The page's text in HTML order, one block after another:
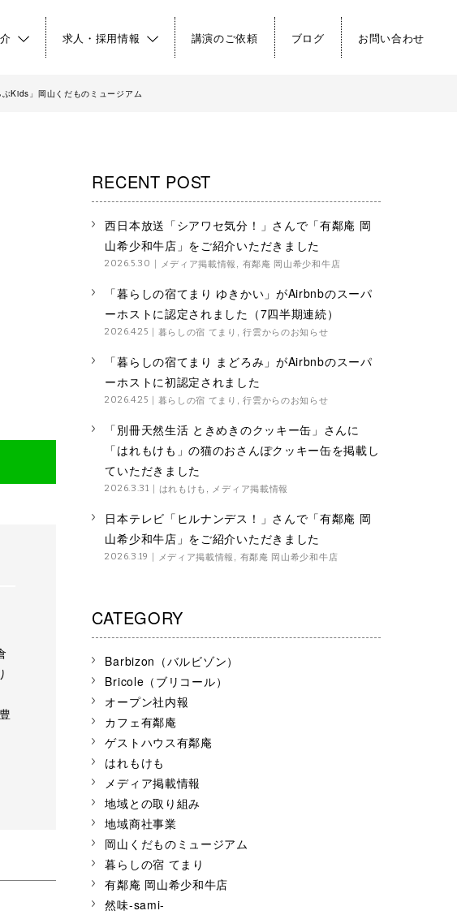
求人・採用情報 講演のご依頼 ブログ お問い合わせ
ぶKids」岡山くだものミュージアム
RECENT POST
西日本放送「シアワセ気分！」さんで「有鄰庵 岡
山希少和牛店」をご紹介いただきました
2026.5.30 メディア掲載情報 有鄰庵 岡山希少和牛店
「暮らしの宿てまり ゆきかい」がAirbnbのスーパ
ーホストに認定されました（7四半期連続）
2026.4.25 暮らしの宿 てまり ,行雲からのお知らせ
「暮らしの宿てまり まどろみ」がAirbnbのスーパ
ーホストに初認定されました
2026.4.25 暮らしの宿 てまり ,行雲からのお知らせ
「別冊天然生活 ときめきのクッキー缶」さんに
「はれもけも」の猫のおさんぽクッキー缶を掲載し
ていただきました
2026.3.31 はれもけも メディア掲載情報
日本テレビ「ヒルナンデス！」さんで「有鄰庵 岡
山希少和牛店」をご紹介いただきました
2026.3.19 メディア掲載情報 有鄰庵 岡山希少和牛店
CATEGORY
Barbizon（バルビゾン）
Bricole（ブリコール）
オープン社内報
カフェ有鄰庵
ゲストハウス有鄰庵
はれもけも
メディア掲載情報
地域との取り組み
地域商社事業
岡山くだものミュージアム
暮らしの宿 てまり
有鄰庵 岡山希少和牛店
然味-sami-